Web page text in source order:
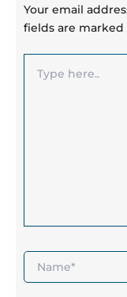
Your email
fields are marked
here..
Name*